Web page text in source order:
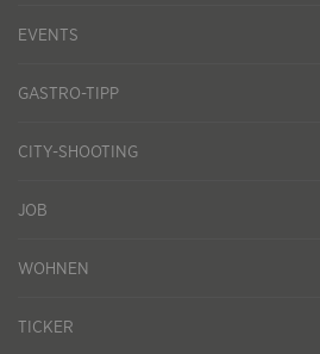
EVENTS
GASTRO-TIPP
CITY-SHOOTING
JOB
WOHNEN
TICKER